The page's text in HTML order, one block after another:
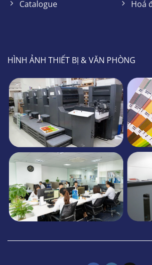
Catalogue
Hoá
HÌNH ẢNH THIẾT BỊ & VĂN PHÒNG